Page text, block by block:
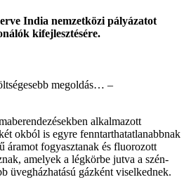
India nemzetközi pályázatot
kifejlesztésére.
megoldás… –
alkalmazott
okból is egyre fenntarthatatlanabbnak
áramot fogyasztanak és fluorozott
amelyek a légkörbe jutva a szén-
üvegházhatású gázként viselkednek.